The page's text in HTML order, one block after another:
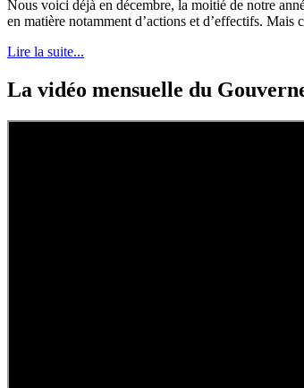
Nous voici déjà en décembre, la moitié de notre
en matière notamment d’actions et d’effectifs. Mais
Lire la suite...
La vidéo mensuelle du